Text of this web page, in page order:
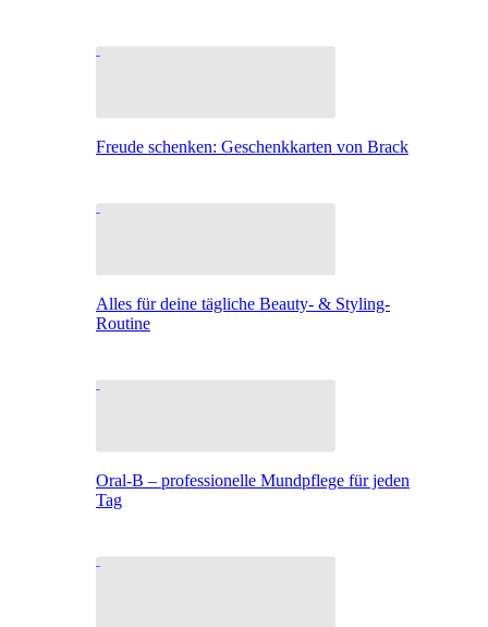
Freude schenken: Geschenkkarten von Brack
Alles für deine tägliche Beauty- & Styling-
Routine
Oral-B – professionelle Mundpflege für jeden
Tag